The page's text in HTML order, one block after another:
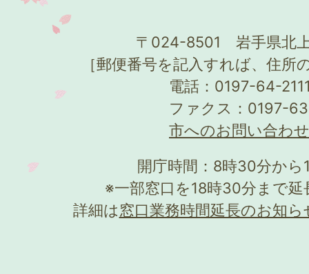
〒024-8501 岩手県北
［郵便番号を記入すれば、住所
電話：0197-64-
ファクス：0197-
市へのお問い合わ
開庁時間：8時30分か
※一部窓口を18時30分まで
詳細は窓口業務時間延長のお知ら